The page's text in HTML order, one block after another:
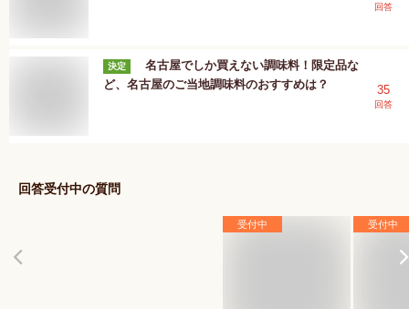
回答
決定
名古屋でしか買えない調味料！限定品な
ど、名古屋のご当地調味料のおすすめは？
35
回答
回答受付中の質問
受付中 受付中